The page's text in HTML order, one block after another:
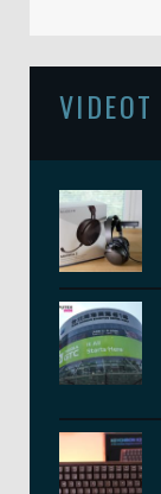
VIDEOT